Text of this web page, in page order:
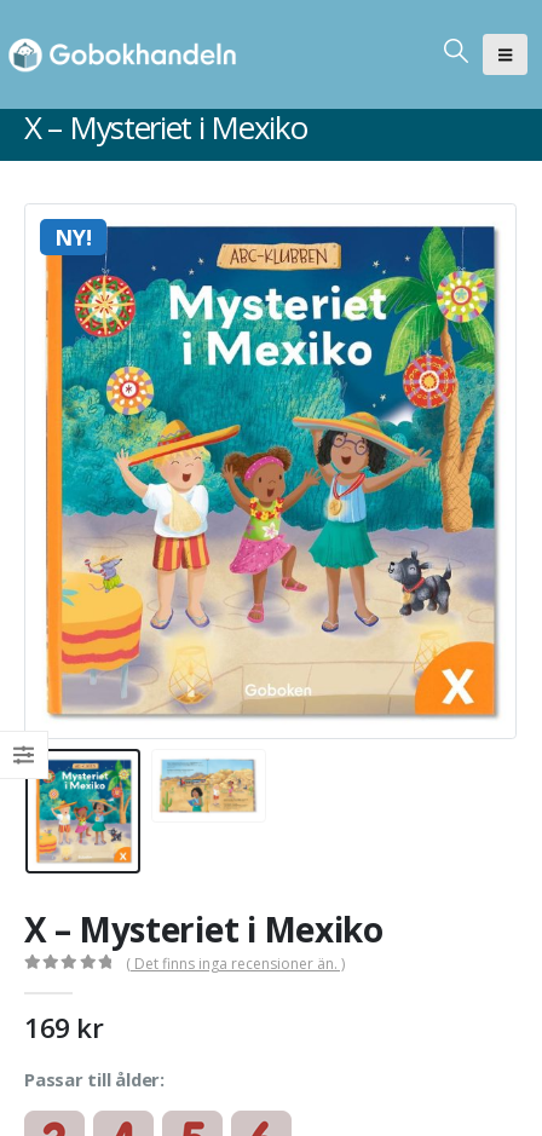
X – Mysteriet i Mexiko
NY!
X – Mysteriet i Mexiko
( Det finns inga recensioner än. )
169 kr
Passar till ålder: